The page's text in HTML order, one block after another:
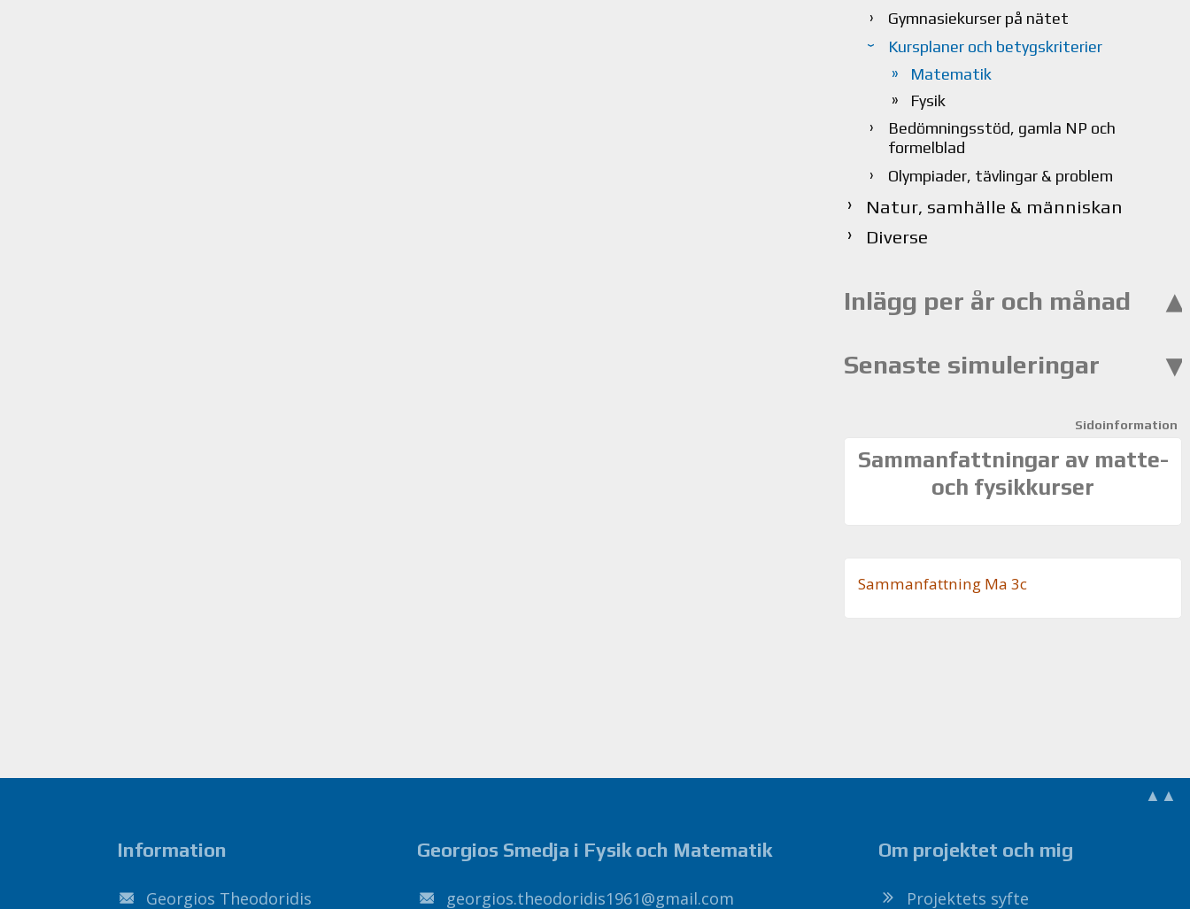
Gymnasiekurser på nätet
Kursplaner och betygskriterier
Matematik
Fysik
Bedömningsstöd, gamla NP och
formelblad
Olympiader, tävlingar & problem
Natur, samhälle & människan
Diverse
Inlägg per år och månad
Senaste simuleringar
Sidoinformation
Sammanfattningar av matte-
och fysikkurser
Sam­man­fatt­ning Ma 3c
▲▲
Information
Georgios Theodoridis
Georgios Smedja i Fysik och Matematik
moc
.
liamg
@
1691sidirodoeht.soigroeg
Om projektet och mig
Projektets syfte